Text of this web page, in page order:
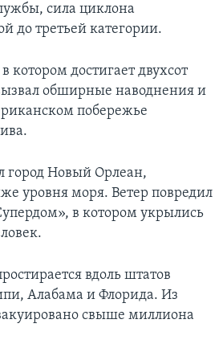
сила циклона
до третьей категории.
котором достигает двухсот
обширные наводнения и
побережье
город Новый Орлеан,
уровня моря. Ветер повредил
в котором укрылись
вдоль штатов
Алабама и Флорида. Из
свыше миллиона